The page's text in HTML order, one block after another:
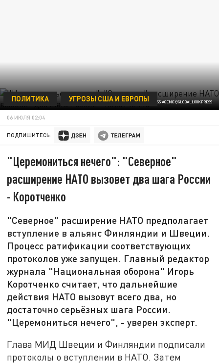
ФОТО: PAVLO GONCHAR/KEYSTONE PRESS AGENCY/GLOBALLOOKPRESS
ПОЛИТИКА УГРОЗЫ США И ЕВРОПЫ
06 ИЮЛЯ 02:04
ПОДПИШИТЕСЬ:
"Церемониться нечего": "Северное"
расширение НАТО вызовет два шага России
- Коротченко
"Северное" расширение НАТО предполагает
вступление в альянс Финляндии и Швеции.
Процесс ратификации соответствующих
протоколов уже запущен. Главный редактор
журнала "Национальная оборона" Игорь
Коротченко считает, что дальнейшие
действия НАТО вызовут всего два, но
достаточно серьёзных шага России.
"Церемониться нечего", - уверен эксперт.
Глава МИД Швеции и Финляндии подписали
протоколы о вступлении в НАТО. Затем